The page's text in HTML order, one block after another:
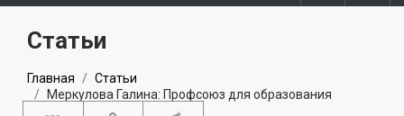
Статьи
Главная
Статьи
Меркулова Галина: Профсоюз для образования